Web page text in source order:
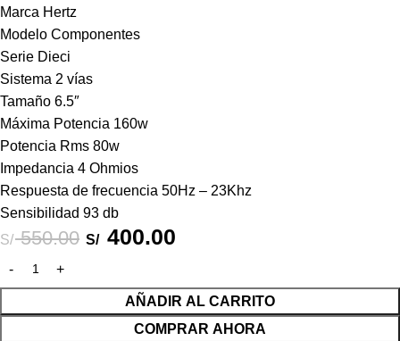
Marca Hertz
Modelo Componentes
Serie Dieci
Sistema 2 vías
Tamaño 6.5″
Máxima Potencia 160w
Potencia Rms 80w
Impedancia 4 Ohmios
Respuesta de frecuencia 50Hz – 23Khz
Sensibilidad 93 db
S/550.00 S/ 400.00
AÑADIR AL CARRITO
COMPRAR AHORA